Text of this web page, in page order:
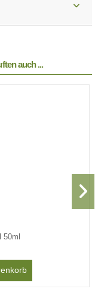
auch ...
50ml